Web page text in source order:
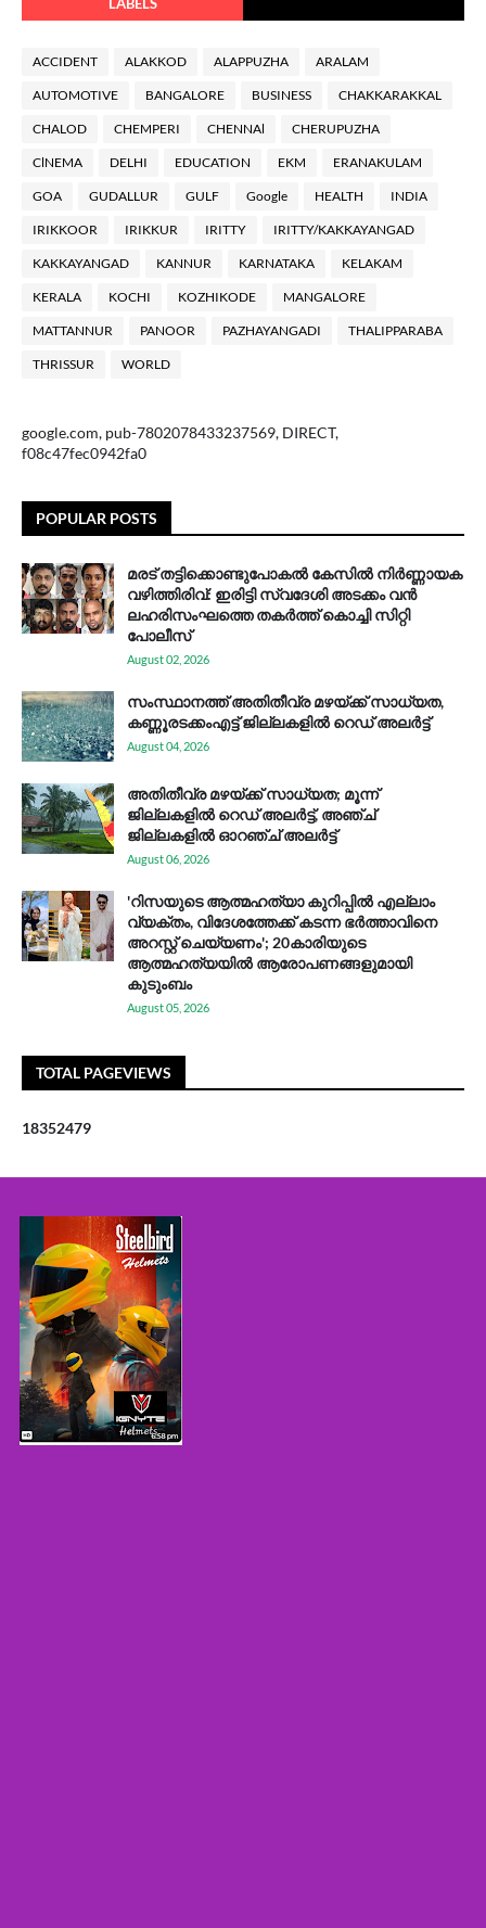
ACCIDENT ALAKKOD ALAPPUZHA ARALAM
AUTOMOTIVE BANGALORE BUSINESS CHAKKARAKKAL
CHALOD CHEMPERI CHENNAl CHERUPUZHA
ClNEMA DELHI EDUCATION EKM ERANAKULAM
GOA GUDALLUR GULF Google HEALTH INDIA
IRIKKOOR IRIKKUR IRITTY IRITTY/KAKKAYANGAD
KAKKAYANGAD KANNUR KARNATAKA KELAKAM
KERALA KOCHI KOZHIKODE MANGALORE
MATTANNUR PANOOR PAZHAYANGADI THALIPPARABA
THRISSUR WORLD
google.com, pub-7802078433237569, DIRECT,
f08c47fec0942fa0
POPULAR POSTS
മരട് തട്ടിക്കൊണ്ടുപോകൽ കേസിൽ നിർണ്ണായക
വഴിത്തിരിവ്: ഇരിട്ടി സ്വദേശി അടക്കം വൻ
ലഹരിസംഘത്തെ തകർത്ത് കൊച്ചി സിറ്റി
പോലീസ്
August 02, 2026
സം​സ്ഥാ​ന​ത്ത് അ​തി​തീ​വ്ര മ​ഴ​യ്ക്ക് സാ​ധ്യ​ത,
കണ്ണൂരടക്കംഎ​ട്ട് ജി​ല്ല​ക​ളി​ൽ റെ​ഡ് അ​ലർ​ട്ട്
August 04, 2026
അതിതീവ്ര മഴയ്ക്ക് സാധ്യത; മൂന്ന്
ജില്ലകളിൽ റെഡ് അലർട്ട്, അഞ്ച്
ജില്ലകളിൽ ഓറഞ്ച് അലർട്ട്
August 06, 2026
'റിസയുടെ ആത്മഹത്യാ കുറിപ്പിൽ എല്ലാം
വ്യക്തം, വിദേശത്തേക്ക് കടന്ന ഭർത്താവിനെ
അറസ്റ്റ് ചെയ്യണം'; 20കാരിയുടെ
ആത്മഹത്യയിൽ ആരോപണങ്ങളുമായി
കുടുംബം
August 05, 2026
TOTAL PAGEVIEWS
18352479